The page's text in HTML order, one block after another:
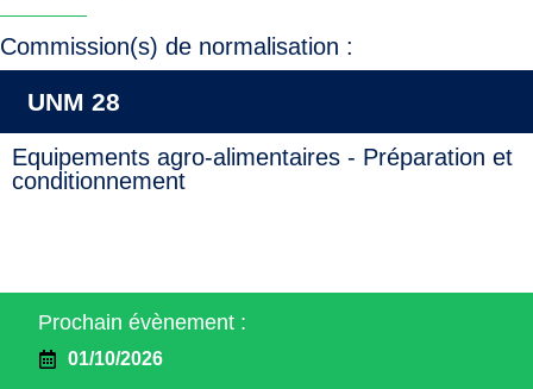
Commission(s) de normalisation :
UNM 28
Equipements agro-alimentaires - Préparation et
conditionnement
Prochain évènement :
01/10/2026